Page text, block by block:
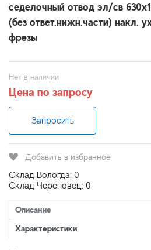
седелочный отвод эл/св
(без ответ.нижн.части) накл.
фрезы
Нет в наличии
Цена по запросу
Запросить
Добавить в избранное
Склад Вологда: 0
Склад Череповец: 0
Описание
Характеристики